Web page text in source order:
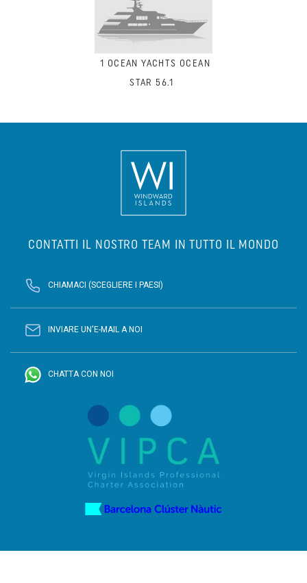
1 OCEAN YACHTS OCEAN
STAR 56.1
CONTATTI IL NOSTRO TEAM IN TUTTO IL MONDO
CHIAMACI (SCEGLIERE I PAESI)
INVIARE UN'E-MAIL A NOI
CHATTA CON NOI